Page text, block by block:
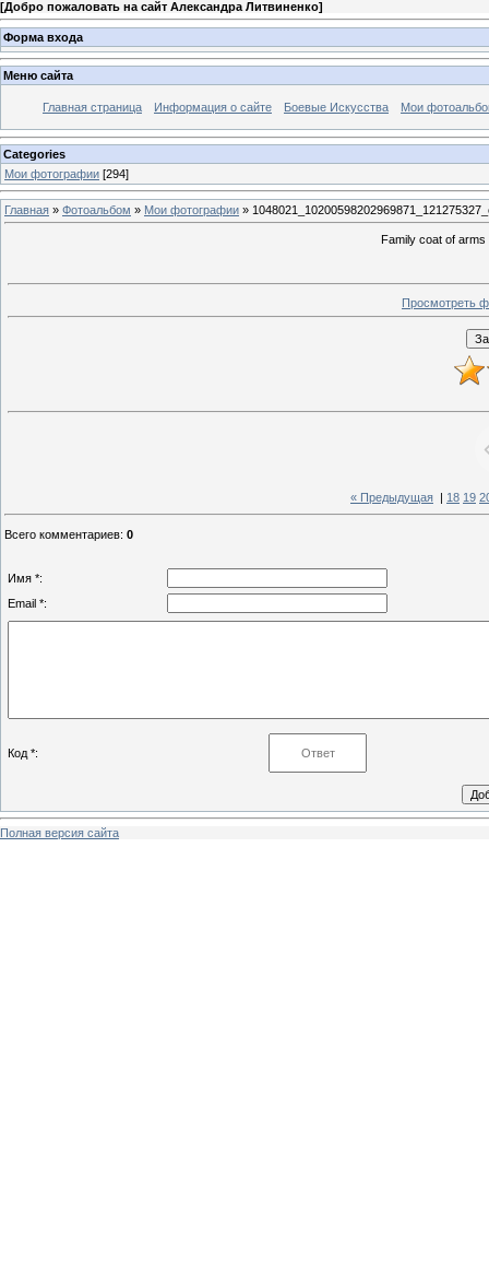
[Добро пожаловать на сайт Александра Литвиненко]
Форма входа
Меню сайта
Главная страница Информация о сайте Боевые Искусства Мои
Categories
Мои фотографии [294]
Главная » Фотоальбом » Мои фотографии »
Family coat of
Просмотреть
« Предыдущая 18 19
Всего комментариев: 0
Имя *:
Email *:
Код *:
Полная версия сайта